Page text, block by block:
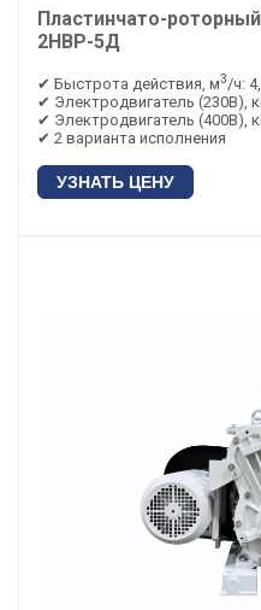
Пластинчато-
2НВР-5Д
✔ Быстрота действия, м3/ч:
✔ Электродвигатель (230В),
✔ Электродвигатель (400В),
✔ 2 варианта исполнения
УЗНАТЬ ЦЕНУ